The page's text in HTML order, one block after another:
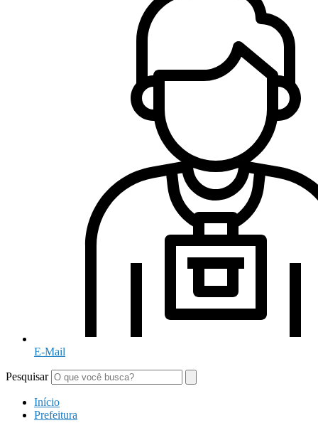
E-Mail
Pesquisar
Início
Prefeitura